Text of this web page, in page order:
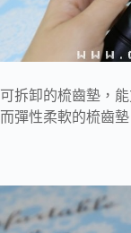
可拆卸的梳齒墊，
而彈性柔軟的梳齒